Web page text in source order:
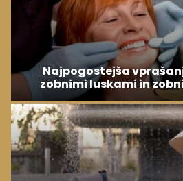
Najpogostejša
zobnimi luskami in